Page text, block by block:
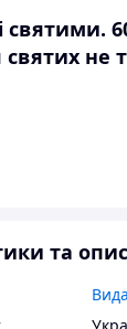
святими.
святих не
та опис